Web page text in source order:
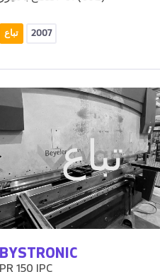
تباع 2007
تباع
BYSTRONIC
PR 150 IPC